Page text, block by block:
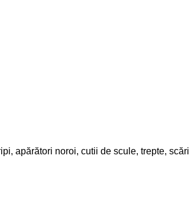
apărători noroi, cutii de scule, trepte, scări